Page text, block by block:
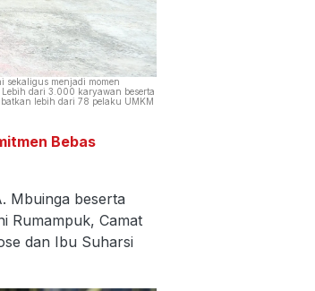
menjadi momen
dari 3.000 karyawan beserta
lebih dari 78 pelaku UMKM
Bebas
Mbuinga beserta
Rumampuk, Camat
dan Ibu Suharsi